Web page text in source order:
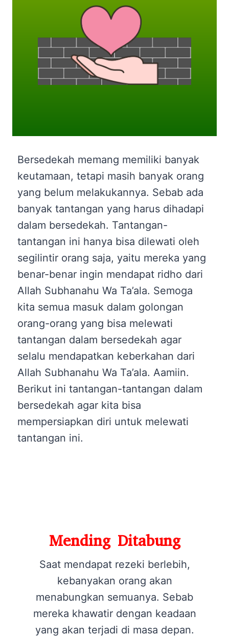
Bersedekah memang memiliki banyak
keutamaan, tetapi masih banyak orang
yang belum melakukannya. Sebab ada
banyak tantangan yang harus dihadapi
dalam bersedekah. Tantangan-
tantangan ini hanya bisa dilewati oleh
segilintir orang saja, yaitu mereka yang
benar-benar ingin mendapat ridho dari
Allah Subhanahu Wa Ta’ala. Semoga
kita semua masuk dalam golongan
orang-orang yang bisa melewati
tantangan dalam bersedekah agar
selalu mendapatkan keberkahan dari
Allah Subhanahu Wa Ta’ala. Aamiin.
Berikut ini tantangan-tantangan dalam
bersedekah agar kita bisa
mempersiapkan diri untuk melewati
tantangan ini.
Mending Ditabung
Saat mendapat rezeki berlebih,
kebanyakan orang akan
menabungkan semuanya. Sebab
mereka khawatir dengan keadaan
yang akan terjadi di masa depan.